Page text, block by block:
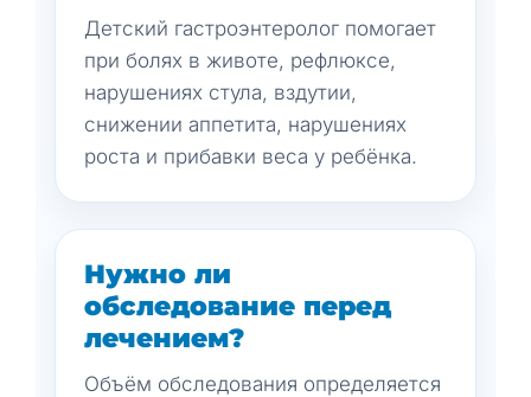
Детский гастроэнтеролог помогает
при болях в животе, рефлюксе,
нарушениях стула, вздутии,
снижении аппетита, нарушениях
роста и прибавки веса у ребёнка.
Нужно ли
обследование перед
лечением?
Объём обследования определяется